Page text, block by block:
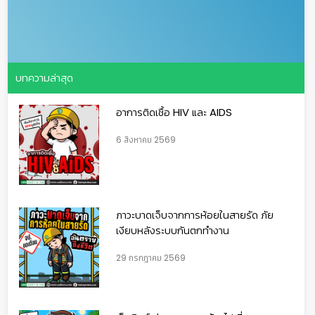
บทความล่าสุด
อาการติดเชื้อ HIV และ AIDS
6 สิงหาคม 2569
ภาวะบาดเจ็บจากการห้อยในสายรัด ภัย
เงียบหลังระบบกันตกทำงาน
29 กรกฎาคม 2569